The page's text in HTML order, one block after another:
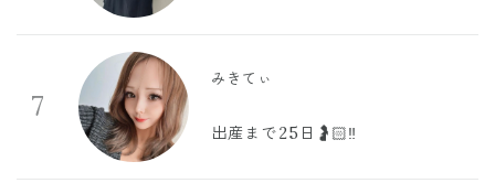
7
みきてぃ
出産まで25日🤰🏻‼️